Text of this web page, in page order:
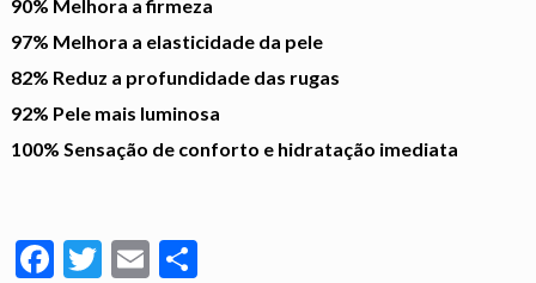
90% Melhora a firmeza
97% Melhora a elasticidade da pele
82% Reduz a profundidade das rugas
92% Pele mais luminosa
100% Sensação de conforto e hidratação imediata
Facebook
Twitter
Email